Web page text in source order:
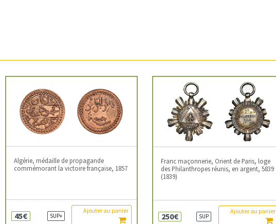
Algérie, médaille de propagande
commémorant la victoire française, 1857
45€ SUP+
Ajouter au panier
Franc maçonnerie, Orient de Paris, loge
des Philanthropes réunis, en argent, 5839
(1839)
250€ SUP
Ajouter au panier